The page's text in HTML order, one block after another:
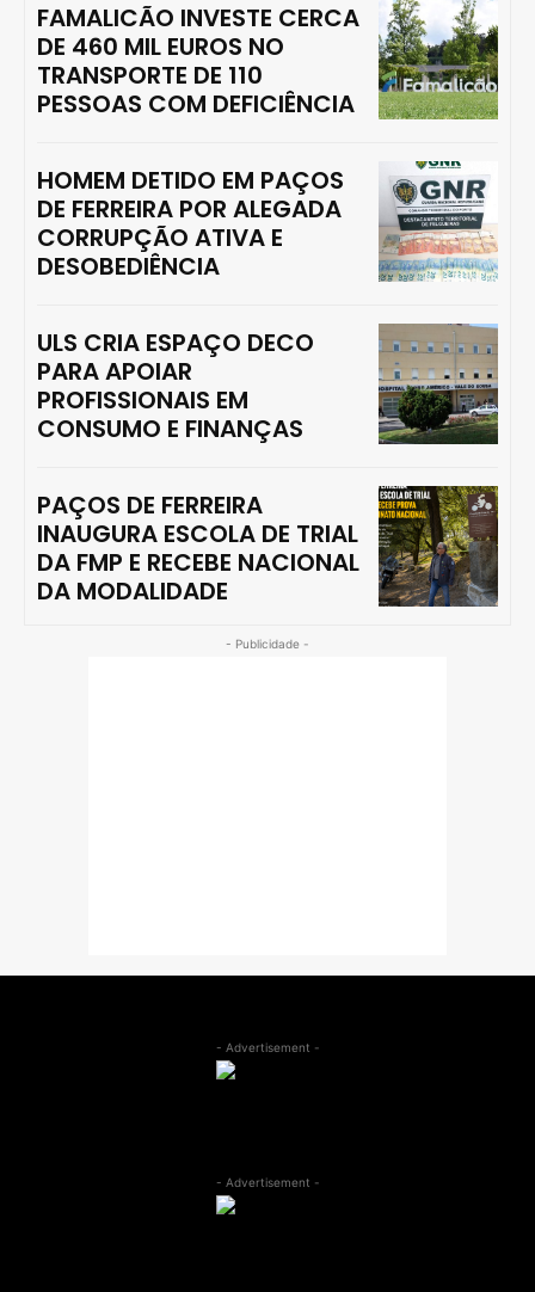
FAMALICÃO INVESTE CERCA
DE 460 MIL EUROS NO
TRANSPORTE DE 110
PESSOAS COM DEFICIÊNCIA
HOMEM DETIDO EM PAÇOS
DE FERREIRA POR ALEGADA
CORRUPÇÃO ATIVA E
DESOBEDIÊNCIA
ULS CRIA ESPAÇO DECO
PARA APOIAR
PROFISSIONAIS EM
CONSUMO E FINANÇAS
PAÇOS DE FERREIRA
INAUGURA ESCOLA DE TRIAL
DA FMP E RECEBE NACIONAL
DA MODALIDADE
- Publicidade -
- Advertisement -
- Advertisement -